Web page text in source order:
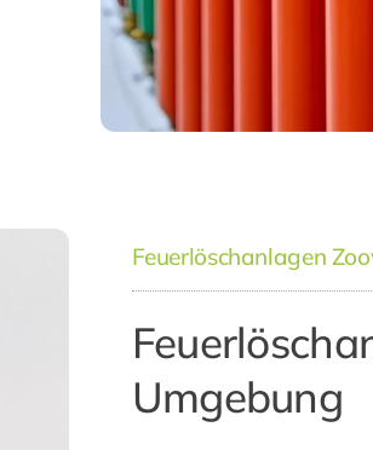
Feuerlöschanlagen
Umgebung